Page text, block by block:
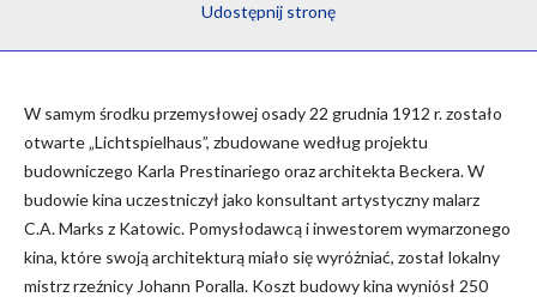
Udostępnij stronę
W samym środku przemysłowej osady 22 grudnia 1912 r. zostało
otwarte „Lichtspielhaus”, zbudowane według projektu
budowniczego Karla Prestinariego oraz architekta Beckera. W
budowie kina uczestniczył jako konsultant artystyczny malarz
C.A. Marks z Katowic. Pomysłodawcą i inwestorem wymarzonego
kina, które swoją architekturą miało się wyróżniać, został lokalny
mistrz rzeźnicy Johann Poralla. Koszt budowy kina wyniósł 250